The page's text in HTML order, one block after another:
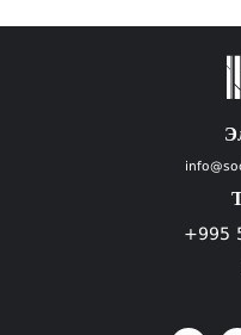
+995